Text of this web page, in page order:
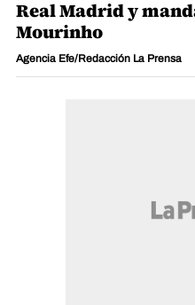
Real Madrid y
Mourinho
Agencia Efe/Redacción La Prensa